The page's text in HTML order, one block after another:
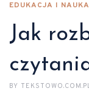
EDUKACJA I NAUKA
Jak
BY